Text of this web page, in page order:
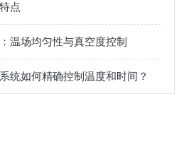
点
温场均匀性与真空度控制
统如何精确控制温度和时间？